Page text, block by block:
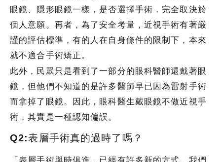
眼鏡、隱形眼鏡一樣，是否選擇手術，完全取決於
個人意願。再者，為了安全考量，近視手術有著嚴
謹的評估標準，有的人在自身條件的限制下，本來
就不適合手術矯正。
此外，民眾只是看到了一部分的眼科醫師還戴著眼
鏡，但他們不知道的是許多醫師早已因為雷射手術
而拿掉了眼鏡。因此，眼科醫生戴眼鏡不做近視手
術，其實是一種認知偏誤。
Q2:表層手術真的過時了嗎？
「表層手術與時俱進，已經有許多新的方式。我們